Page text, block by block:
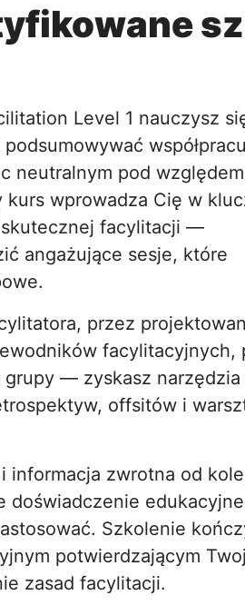
Level 1 nauczysz
neutralnym pod względem
wprowadza Cię w
facylitacji —
angażujące sesje, które
przez
facylitacyjnych,
grupy — zyskasz narzędzia
offsitów i
informacja zwrotna od
doświadczenie
Szkolenie
potwierdzającym
zasad facylitacji.